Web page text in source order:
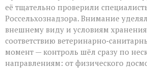
её тщательно проверили
Россельхознадзора. Внимание
внешнему виду и условиям
соответствию
момент — контроль шёл сразу по
направлениям: от физического